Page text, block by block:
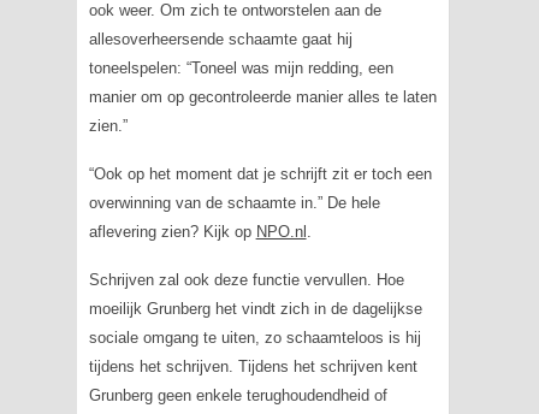
ook weer. Om zich te ontworstelen aan de
allesoverheersende schaamte gaat hij
toneelspelen: “Toneel was mijn redding, een
manier om op gecontroleerde manier alles te laten
zien.”
“Ook op het moment dat je schrijft zit er toch een
overwinning van de schaamte in.” De hele
aflevering zien? Kijk op NPO.nl .
Schrijven zal ook deze functie vervullen. Hoe
moeilijk Grunberg het vindt zich in de dagelijkse
sociale omgang te uiten, zo schaamteloos is hij
tijdens het schrijven. Tijdens het schrijven kent
Grunberg geen enkele terughoudendheid of